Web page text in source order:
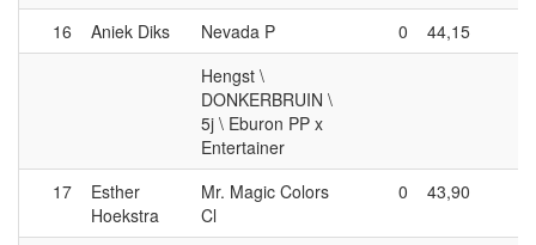
16
Aniek Diks Nevada P 0 44,15
Hengst \
DONKERBRUIN \
5j \ Eburon PP x
Entertainer
17
Esther
Hoekstra
Mr. Magic Colors
Cl
0 43,90